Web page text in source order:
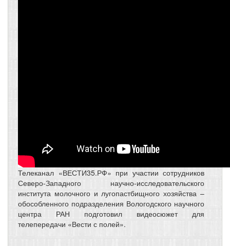
Телеканал «ВЕСТИ35.РФ» при участии сотрудников
Северо-Западного научно-исследовательского
института молочного и лугопастбищного хозяйства –
обособленного подразделения Вологодского научного
центра РАН подготовил видеосюжет для
телепередачи «Вести с полей».